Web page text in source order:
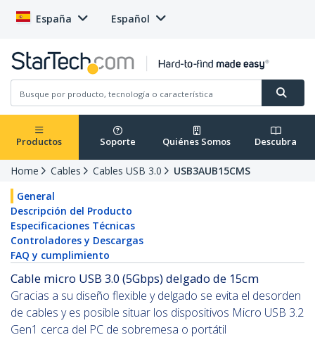
España Español
Productos Soporte Quiénes Somos Descubra
Home Cables Cables USB 3.0
USB3AUB15CMS
General
Descripción del Producto
Especificaciones Técnicas
Controladores y Descargas
FAQ y cumplimiento
Cable micro USB 3.0 (5Gbps) delgado de 15cm
Gracias a su diseño flexible y delgado se evita el desorden
de cables y es posible situar los dispositivos Micro USB 3.2
Gen1 cerca del PC de sobremesa o portátil